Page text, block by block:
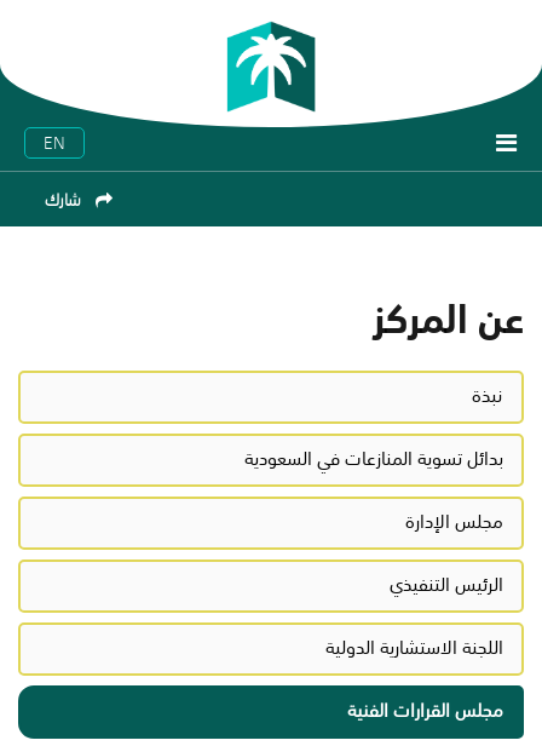
EN
شارك
عن المركز
نبذة
بدائل تسوية المنازعات في السعودية
مجلس الإدارة
الرئيس التنفيذي
اللجنة الاستشارية الدولية
مجلس القرارات الفنية